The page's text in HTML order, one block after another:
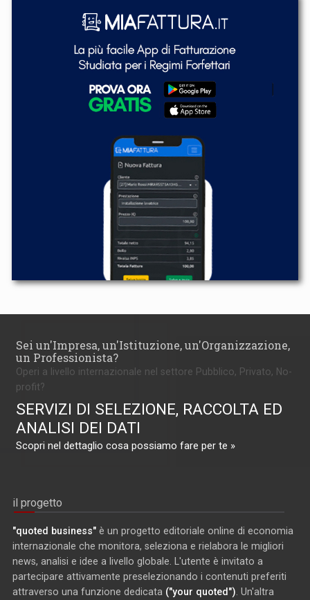
Sei un'Impresa, un'Istituzione, un'Organizzazione,
un Professionista?
Operi a livello internazionale nel settore Pubblico, Privato, No-
profit?
SERVIZI DI SELEZIONE, RACCOLTA ED
ANALISI DEI DATI
Scopri nel dettaglio cosa possiamo fare per te »
il progetto
"quoted business" è un progetto editoriale online di economia
internazionale che monitora, seleziona e rielabora le migliori
news, analisi e idee a livello globale. L'utente è invitato a
partecipare attivamente preselezionando i contenuti preferiti
attraverso una funzione dedicata ("your quoted") . Un'altra